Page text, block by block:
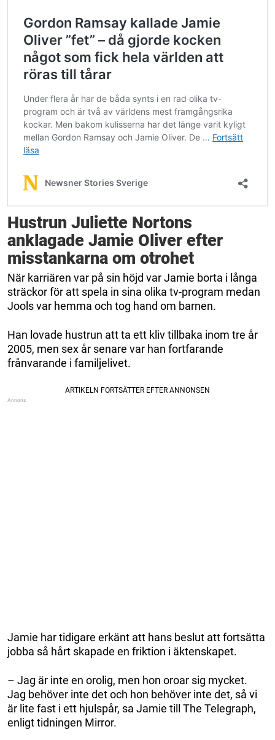
Hustrun Juliette Nortons
anklagade Jamie Oliver efter
misstankarna om otrohet
När karriären var på sin höjd var Jamie borta i långa
sträckor för att spela in sina olika tv-program medan
Jools var hemma och tog hand om barnen.
Han lovade hustrun att ta ett kliv tillbaka inom tre år
2005, men sex år senare var han fortfarande
frånvarande i familjelivet.
Jamie har tidigare erkänt att hans beslut att fortsätta
jobba så hårt skapade en friktion i äktenskapet.
– Jag är inte en orolig, men hon oroar sig mycket.
Jag behöver inte det och hon behöver inte det, så vi
är lite fast i ett hjulspår, sa Jamie till The Telegraph,
enligt tidningen Mirror.